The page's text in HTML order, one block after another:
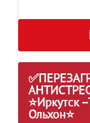
⭐Иркутск
Ольхон⭐